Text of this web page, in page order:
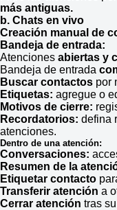
más antiguas.
b. Chats en vivo
Creación manual de
Bandeja de entrada:
Atenciones abiertas y
Bandeja de entrada
Buscar contactos por
Etiquetas: agregue o
Motivos de cierre:
Recordatorios: defina
atenciones.
Dentro de una atención:
Conversaciones:
Resumen de la
Etiquetar contacto
Transferir atención a
Cerrar atención tras